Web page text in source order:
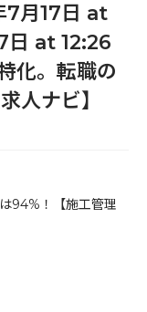
月17日 at
日 at 12:26
化。転職の
人ナビ】
94%！【施工管理